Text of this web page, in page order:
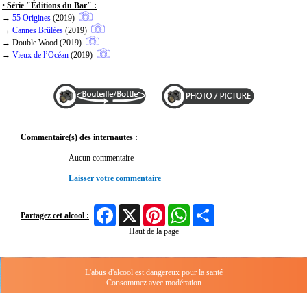
• Série "Éditions du Bar" :
→ 55 Origines (2019)
→ Cannes Brûlées (2019)
→ Double Wood (2019)
→ Vieux de l’Océan (2019)
Commentaire(s) des internautes :
Aucun commentaire
Laisser votre commentaire
Partagez cet alcool :
FacebookX Pinterest WhatsApp
Haut de la page
L'abus d'alcool est dangereux pour la santé
Consommez avec modération